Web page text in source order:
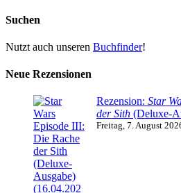
Suchen
Nutzt auch unseren Buchfinder!
Neue Rezensionen
Rezension: Star
der Sith (Deluxe-
Freitag, 7. August